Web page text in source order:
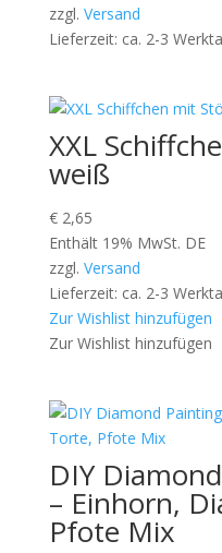
zzgl. Versand
Lieferzeit: ca. 2-3
XXL
weiß
€2,65
Enthält 19% MwSt. DE
zzgl. Versand
Lieferzeit: ca. 2-3
Zur Wishlist hinzufügen
Zur Wishlist hinzufügen
DIY
– Einhorn,
Pfote Mix